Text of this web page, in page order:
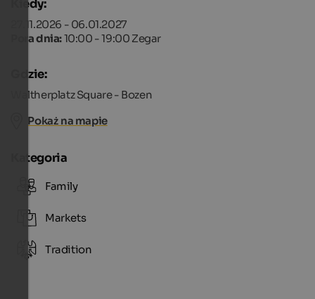
Kiedy:
27.11.2026 - 06.01.2027
Pora dnia:10:00 - 19:00 Zegar
Gdzie:
Waltherplatz Square - Bozen
Pokaż na mapie
Kategoria
Family
Markets
Tradition